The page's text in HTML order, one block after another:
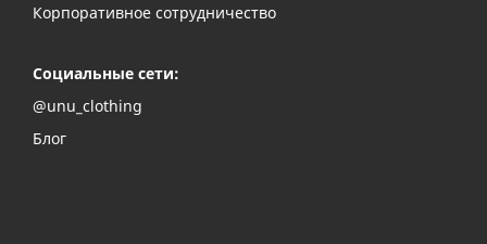
Корпоративное сотрудничество
Социальные сети:
@unu_clothing
Блог